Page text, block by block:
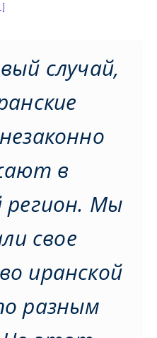
случай,
в
регион. Мы
свое
иранской
разным